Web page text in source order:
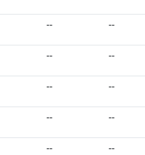
-- --
-- --
-- --
-- --
-- --